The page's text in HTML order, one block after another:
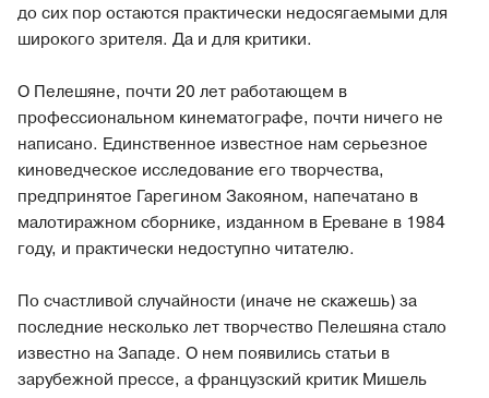
до сих пор остаются практически недосягаемыми для
широкого зрителя. Да и для критики.
О Пелешяне, почти 20 лет работающем в
профессиональном кинематографе, почти ничего не
написано. Единственное известное нам серьезное
киноведческое исследование его творчества,
предпринятое Гарегином Закояном, напечатано в
малотиражном сборнике, изданном в Ереване в 1984
году, и практически недоступно читателю.
По счастливой случайности (иначе не скажешь) за
последние несколько лет творчество Пелешяна стало
известно на Западе. О нем появились статьи в
зарубежной прессе, а французский критик Мишель